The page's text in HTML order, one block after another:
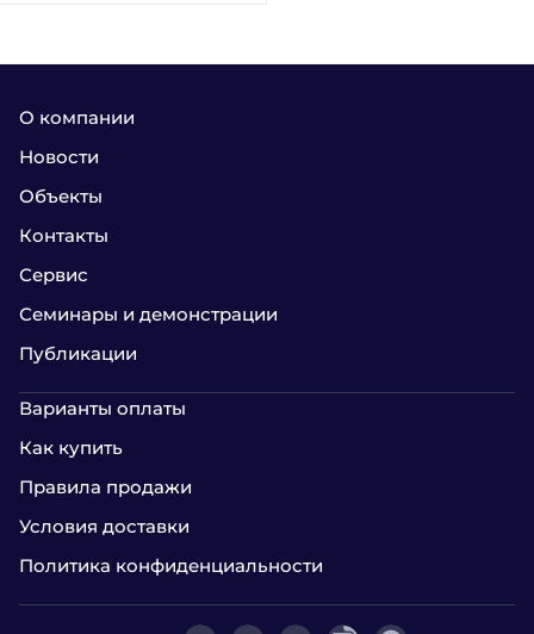
О компании
Новости
Объекты
Контакты
Сервис
Семинары и демонстрации
Публикации
Варианты оплаты
Как купить
Правила продажи
Условия доставки
Политика конфиденциальности